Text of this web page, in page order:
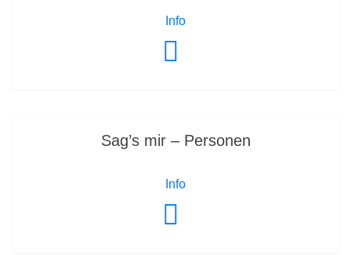
Info
Sag’s mir – Personen
Info